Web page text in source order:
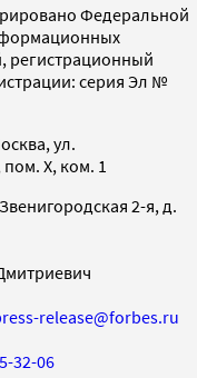
Федеральной
регистрационный
серия Эл №
ул.
X, ком. 1
2-я, д.
release@forbes.ru
32-06